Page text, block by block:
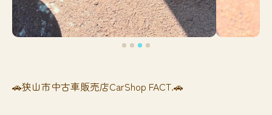
🚗狭山市中古車販売店CarShop FACT.🚗